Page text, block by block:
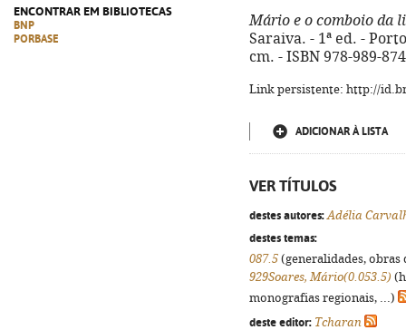
ENCONTRAR EM BIBLIOTECAS
BNP
PORBASE
Mário e o comboio da
Saraiva. - 1ª ed. -
cm. - ISBN 978-989-
Link persistente: http://
ADICIONAR À LISTA
VER TÍTULOS
destes autores: Adélia
destes temas:
087.5 (generalidades,
929Soares, Mário(0.053.5)
monografias regionais, ...)
deste editor: Tcharan